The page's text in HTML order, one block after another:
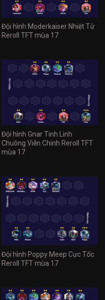
Đội hình Moderkaiser Nhiệt Tử
Reroll TFT mùa 17
Đội hình Gnar Tinh Linh
Chuông Viễn Chinh Reroll TFT
mùa 17
Đội hình Poppy Meep Cực Tốc
Reroll TFT mùa 17